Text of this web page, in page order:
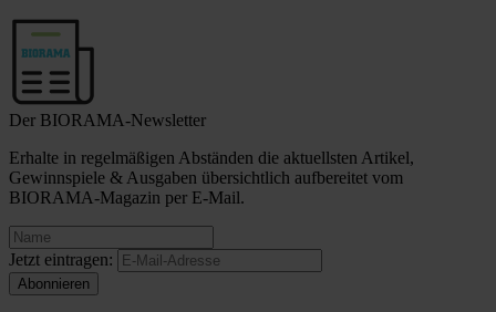
Der BIORAMA-Newsletter
Erhalte in regelmäßigen Abständen die aktuellsten Artikel,
Gewinnspiele & Ausgaben übersichtlich aufbereitet vom
BIORAMA-Magazin per E-Mail.
Jetzt eintragen: